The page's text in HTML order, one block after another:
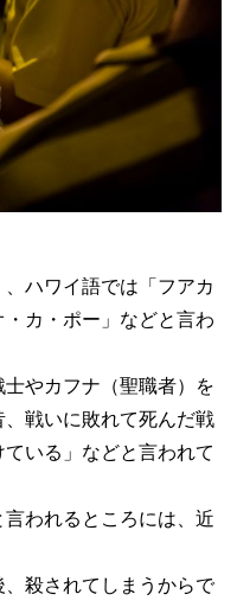
ハワイ語では「フアカ
カ・ポー」などと言わ
士やカフナ（聖職者）を
戦いに敗れて死んだ戦
いる」などと言われて
われるところには、近
殺されてしまうからで